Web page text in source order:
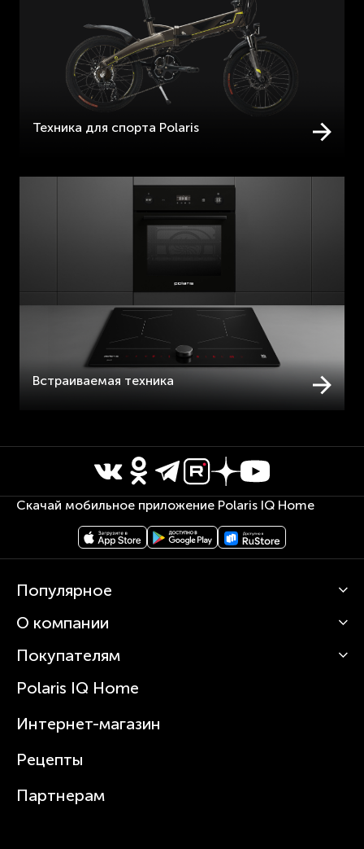
Техника для спорта Polaris
Встраиваемая техника
Скачай мобильное приложение Polaris IQ Home
Популярное
Кофемашины
Вертикальные пылесосы
Зубные щетки и ирригаторы
Увлажнители
Посуда
О компании
О Polaris
Статьи
Покупателям
Сервисные центры
Где купить
Polaris IQ Home
Интернет-магазин
Рецепты
Партнерам